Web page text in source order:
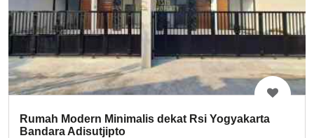
Rumah Modern Minimalis dekat Rsi Yogyakarta
Bandara Adisutjipto